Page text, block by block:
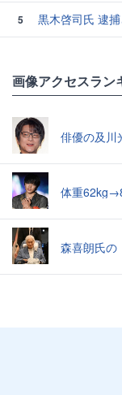
5
黒木啓司氏 逮
画像アクセスラン
俳優の及川
体重
森喜朗氏の